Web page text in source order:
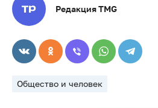
Редакция TMG
Общество и человек